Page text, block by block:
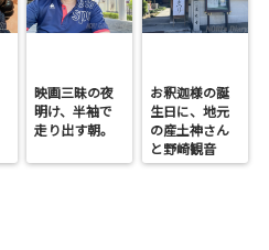
映画三昧の夜
明け、半袖で
走り出す朝。
お釈迦様の誕
生日に、地元
の産土神さん
と野崎観音
へ。